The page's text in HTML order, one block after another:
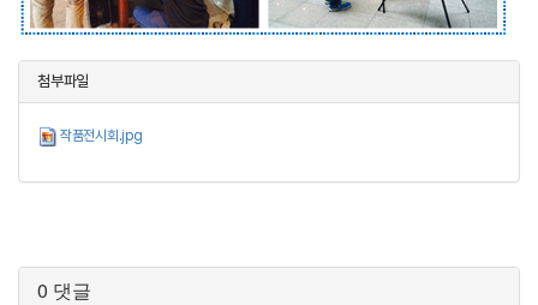
첨부파일
작품전시회.jpg